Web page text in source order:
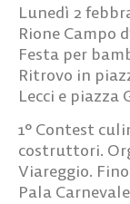
Lunedì 2
Rione Campo
Festa per
Ritrovo in
Lecci e piazza
1° Contest
costruttori.
Viareggio.
Pala